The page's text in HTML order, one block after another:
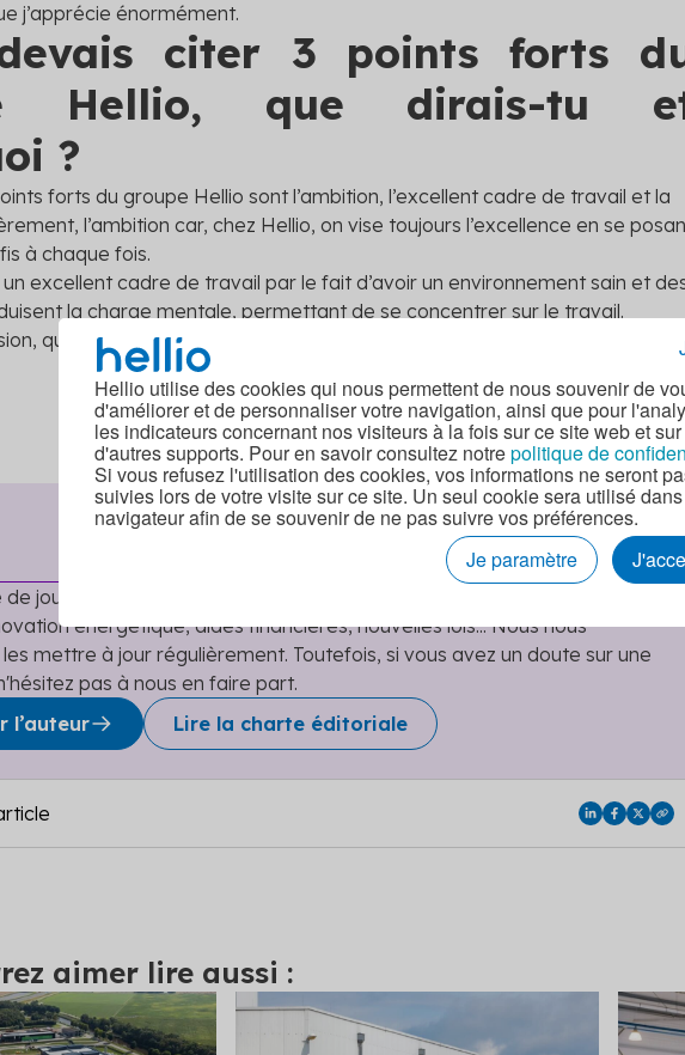
Hellio utilise des cookies qui nous permettent de nous souvenir de
d'améliorer et de personnaliser votre navigation, ainsi que pour
les indicateurs concernant nos visiteurs à la fois sur ce site web et sur
d'autres supports. Pour en savoir consultez notrepolitique de
Si vous refusez l'utilisation des cookies, vos informations ne seront
suivies lors de votre visite sur ce site. Un seul cookie sera utilisé
navigateur afin de se souvenir de ne pas suivre vos préférences.
Je paramètre
j’apprécie énormément.
citer 3 points forts
Hellio, que dirais-tu
?
forts du groupe Hellio sont l’ambition, l’excellent cadre de travail et la
l’ambition car, chez Hellio, on vise toujours l’excellence en se
à chaque fois.
excellent cadre de travail par le fait d’avoir un environnement sain et
la charge mentale, permettant de se concentrer sur le travail.
qui pour moi, est l’un des piliers qui font de Hellio une entreprise
journalistes et rédacteurs publie des articles sur tous les sujets de
énergétique, aides financières, nouvelles lois... Nous nous
mettre à jour régulièrement. Toutefois, si vous avez un doute sur une
pas à nous en faire part.
l’auteur
Lire la charte éditoriale
aimer lire aussi :